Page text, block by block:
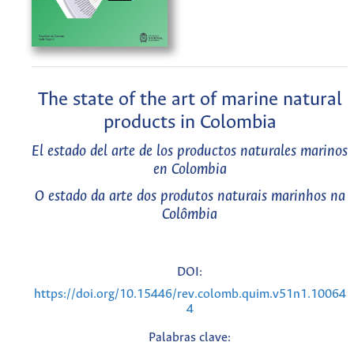
The state of the art of marine natural
products in Colombia
El estado del arte de los productos naturales marinos
en Colombia
O estado da arte dos produtos naturais marinhos na
Colômbia
DOI:
https://doi.org/10.15446/rev.colomb.quim.v51n1.10064
4
Palabras clave: